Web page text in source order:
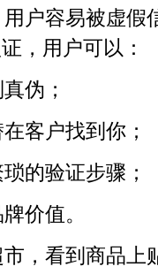
户容易被虚假
，用户可以：
伪；
客户找到你；
的验证步骤；
价值。
，看到商品上